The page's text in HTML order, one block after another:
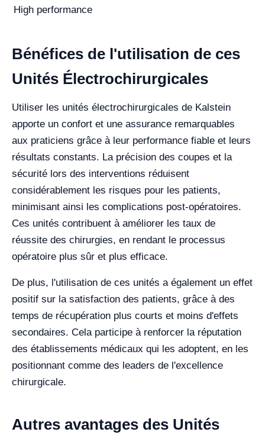
High performance
Bénéfices de l'utilisation de ces
Unités Électrochirurgicales
Utiliser les unités électrochirurgicales de Kalstein
apporte un confort et une assurance remarquables
aux praticiens grâce à leur performance fiable et leurs
résultats constants. La précision des coupes et la
sécurité lors des interventions réduisent
considérablement les risques pour les patients,
minimisant ainsi les complications post-opératoires.
Ces unités contribuent à améliorer les taux de
réussite des chirurgies, en rendant le processus
opératoire plus sûr et plus efficace.
De plus, l'utilisation de ces unités a également un effet
positif sur la satisfaction des patients, grâce à des
temps de récupération plus courts et moins d'effets
secondaires. Cela participe à renforcer la réputation
des établissements médicaux qui les adoptent, en les
positionnant comme des leaders de l'excellence
chirurgicale.
Autres avantages des Unités